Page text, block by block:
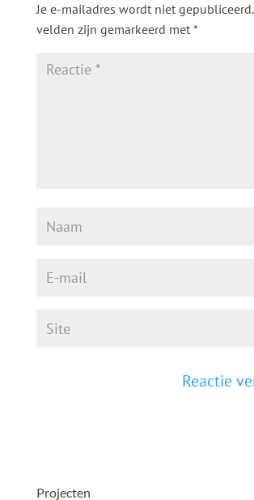
Je e-mailadres wordt niet gepubliceerd.
velden zijn gemarkeerd met *
Projecten